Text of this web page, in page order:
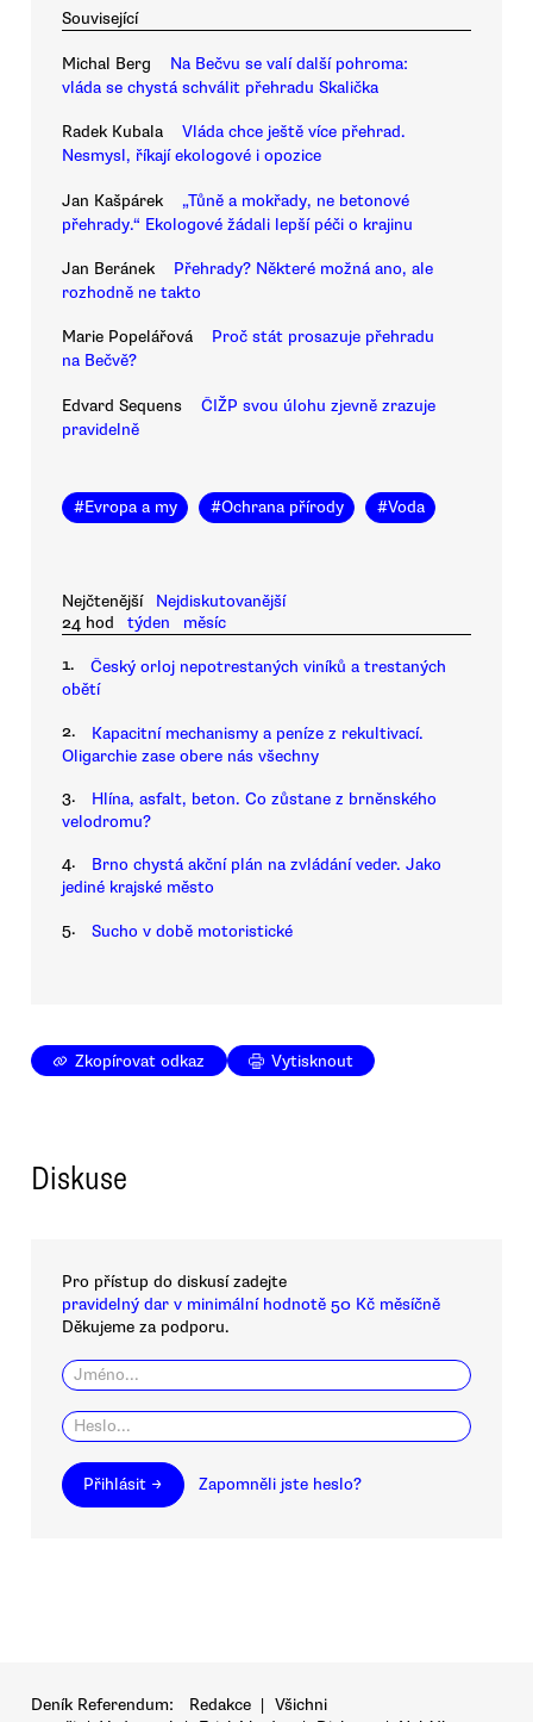
Související
Michal Berg
Na Bečvu se valí další pohroma:
vláda se chystá schválit přehradu Skalička
Radek Kubala
Vláda chce ještě více přehrad.
Nesmysl, říkají ekologové i opozice
Jan Kašpárek
„Tůně a mokřady, ne betonové
přehrady.“ Ekologové žádali lepší péči o krajinu
Jan Beránek
Přehrady? Některé možná ano, ale
rozhodně ne takto
Marie Popelářová
Proč stát prosazuje přehradu
na Bečvě?
Edvard Sequens
ČIŽP svou úlohu zjevně zrazuje
pravidelně
#Evropa a my #Ochrana přírody #Voda
Nejčtenější
Nejdiskutovanější
24 hod
týden měsíc
1.
Český orloj nepotrestaných viníků a trestaných
obětí
2.
Kapacitní mechanismy a peníze z rekultivací.
Oligarchie zase obere nás všechny
3.
Hlína, asfalt, beton. Co zůstane z brněnského
velodromu?
4.
Brno chystá akční plán na zvládání veder. Jako
jediné krajské město
5. Sucho v době motoristické
Zkopírovat odkaz Vytisknout
Diskuse
Pro přístup do diskusí zadejte
pravidelný dar v minimální hodnotě 50 Kč měsíčně
Děkujeme za podporu.
Přihlásit → Zapomněli jste heslo?
Deník Referendum: Redakce | Všichni